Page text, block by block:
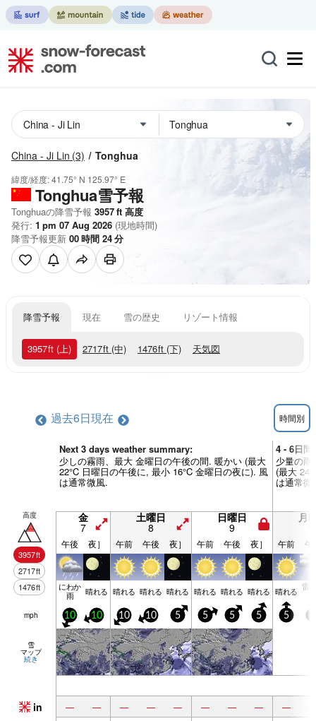
China - Ji Lin (3) Tonghua
緯度/経度:41.75° N 125.97° E
Tonghua雪予報
Tonghuaの降雪予報 3957ft 高度
発行: 1 pm 07 Aug 2026 (現地時間)
降雪予報更新 00時間 24分
降雪予報 現在 雪の歴史 リゾート情報
3957ft (上) 2717ft (中) 1476ft (下) 天気図
過去6日現在 時間別
Next 3 days weather summary:
少しの霧雨、最大 金曜日の午後の間. 暖かい (最大
22°C 日曜日の午後に, 最小 16°C 金曜日の夜に). 風
は通常微風.
4 - 6日間
少量の
(最大
は通常微
高度
3957ft
2717ft
1476ft
金
7
土曜日
8
日曜日
9
月
午後 夜］ 午前 午後 夜］ 午前 午後 夜］ 午前 午
にわか
雨 晴れる 晴れる 晴れる 晴れる 晴れる 晴れる 晴れる 晴れる 雷
mph 10 10 10 10 5 5 5 5 5
雪
マップ
続き
in — — — — — — — — —